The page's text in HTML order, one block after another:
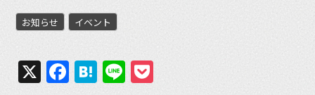
お知らせ イベント
X Facebook
Hatena
Line